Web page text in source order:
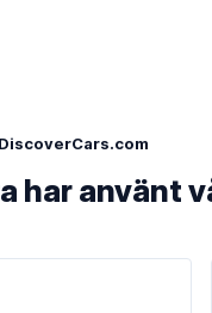
har använt